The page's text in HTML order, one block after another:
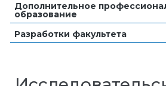
Дополнительное
образование
Разработки факультета